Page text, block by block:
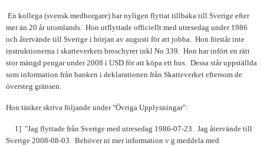
En kollega (svensk medborgare) har nyligen flyttat tillbaka till Sverige efter
mer än 20 år utomlands. Hon utflyttade officiellt med utresedag under 1986
och återvände till Sverige i början av augusti för att jobba. Hon förstår inte
instruktionerna i skatteverkets broschyrer inkl No 339. Hon har infört en rätt
stor mängd pengar under 2008 i USD för att köpa ett hus. Dessa står uppställda
som information från banken i deklarationen från Skatteverket eftersom de
översteg gränsen.
Hon tänker skriva följande under "Övriga Upplysningar":
1] "Jag flyttade från Sverige med utresedag 1986-07-23. Jag återvände till
Sverige 2008-08-03. Behöver ni mer information v g meddela med